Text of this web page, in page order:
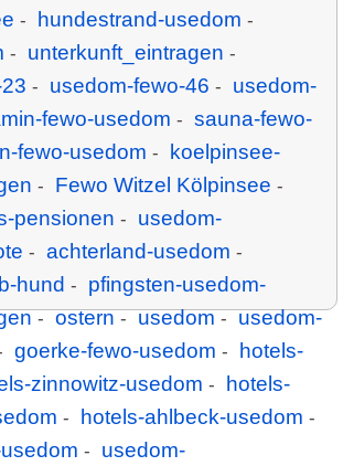
- hundestrand-usedom -
- unterkunft_eintragen -
- usedom-fewo-46 - usedom-
fewo-usedom - sauna-fewo-
fewo-usedom -
koelpinsee-
- Fewo Witzel Kölpinsee -
pensionen - usedom-
- achterland-usedom -
hund - pfingsten-usedom-
- ostern - usedom - usedom-
goerke-fewo-usedom -
hotels-
zinnowitz-usedom -
hotels-
- hotels-ahlbeck-usedom -
- usedom-